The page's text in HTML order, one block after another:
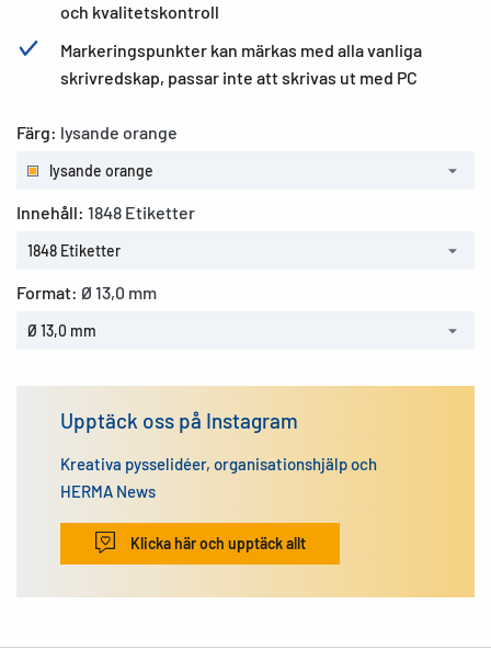
och kvalitetskontroll
Markeringspunkter kan märkas med alla vanliga
skrivredskap, passar inte att skrivas ut med PC
Färg: lysande orange
lysande orange
Innehåll: 1848 Etiketter
1848 Etiketter
Format: Ø 13,0 mm
Ø 13,0 mm
Upptäck oss på Instagram
Kreativa pysselidéer, organisationshjälp och
HERMA News
Klicka här och upptäck allt